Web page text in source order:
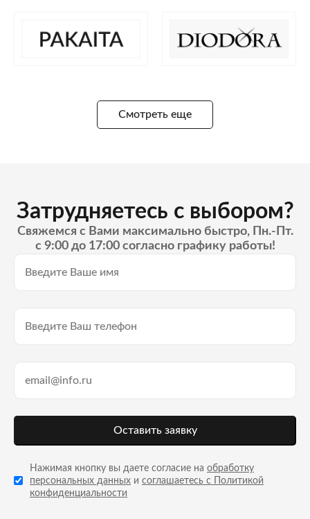
Смотреть еще
Затрудняетесь с выбором?
Свяжемся с Вами максимально быстро, Пн.-Пт.
с 9:00 до 17:00 согласно графику работы!
Оставить заявку
Нажимая кнопку вы даете согласие на обработку
персональных данных и соглашаетесь с Политикой
конфиденциальности